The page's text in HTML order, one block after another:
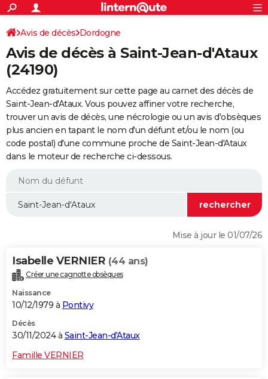
ACTUALITÉS
Politique
Société
Faits Divers
Education
Monde
Villes
+
SPORT
Coupe du monde 2026
Football
Tennis
Cyclisme
Rugby
Forum
FINANCE
Retraite
Impôts
Epargne
Immobilier
Risques naturels par ville
Banque
Assurance
Crédit
Essais
Réserver un essai
Citadines
Berlines
SUV
Forum auto
+
HIGH-TECH
Mobiles
Meilleur smartphone
Internet
Ordinateurs
Jeux vidéo
Guide high-tech
+
BRICOLAGE
Forum
Aménagement intérieur
Extérieur
Cuisine
Salle de bains
Jardinage
Rangement
WEEK-END
Guides de France
Escapades
Patrimoine
Expositions
Musées
Week-end nature
LIFESTYLE
Alimentation
Guide de la santé
Maladies
Médicaments
Sommeil
VOYAGE
Destinations
City break
Voyage nature
Voyage de noces
Forum
Climat
+PHOTO
GUIDES D'ACHAT
BONS PLANS
CARTE DE VOEUX
Avis de décès Dordogne
Avis de décès à Saint-Jean-d'Ataux
(24190)
Accédez gratuitement sur cette page au carnet des décès de
Saint-Jean-d'Ataux. Vous pouvez affiner votre recherche,
trouver un avis de décès, une nécrologie ou un avis d'obsèques
plus ancien en tapant le nom d'un défunt et/ou le nom (ou
code postal) d'une commune proche de Saint-Jean-d'Ataux
dans le moteur de recherche ci-dessous.
Mise à jour le 01/07/26
Isabelle VERNIER (44 ans)
Créer une cagnotte obsèques
Naissance
10/12/1979 à Pontivy
Décès
30/11/2024 à Saint-Jean-d'Ataux
Famille VERNIER